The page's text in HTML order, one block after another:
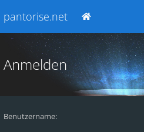
pantorise.net
Anmelden
Benutzername: